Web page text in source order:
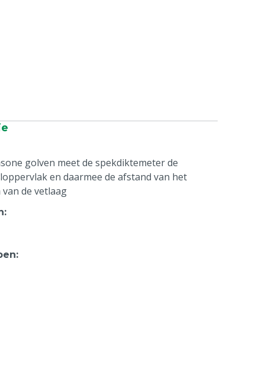
golven meet de spekdiktemeter de
en daarmee de afstand van het
de vetlaag
:
: